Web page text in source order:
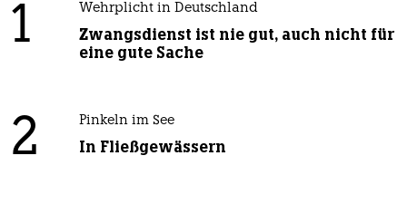
1 Wehrplicht in Deutschland
Zwangsdienst ist nie gut, auch nicht für
eine gute Sache
2 Pinkeln im See
In Fließgewässern